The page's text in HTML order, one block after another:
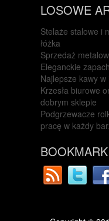
LOSOWE
Stelaże stalowe i
łóżka
Sprzedaż
Eleganckie
Najlepsze kawy
Krzesła biurowe
dobrym sklepie
Podgrzewacze
pracę w każdy